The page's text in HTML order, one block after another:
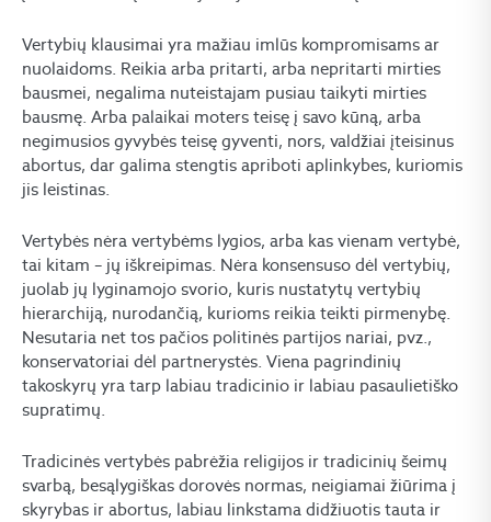
Vertybių klausimai yra mažiau imlūs kompromisams ar
nuolaidoms. Reikia arba pritarti, arba nepritarti mirties
bausmei, negalima nuteistajam pusiau taikyti mirties
bausmę. Arba palaikai moters teisę į savo kūną, arba
negimusios gyvybės teisę gyventi, nors, valdžiai įteisinus
abortus, dar galima stengtis apriboti aplinkybes, kuriomis
jis leistinas.
Vertybės nėra vertybėms lygios, arba kas vienam vertybė,
tai kitam – jų iškreipimas. Nėra konsensuso dėl vertybių,
juolab jų lyginamojo svorio, kuris nustatytų vertybių
hierarchiją, nurodančią, kurioms reikia teikti pirmenybę.
Nesutaria net tos pačios politinės partijos nariai, pvz.,
konservatoriai dėl partnerystės. Viena pagrindinių
takoskyrų yra tarp labiau tradicinio ir labiau pasaulietiško
supratimų.
Tradicinės vertybės pabrėžia religijos ir tradicinių šeimų
svarbą, besąlygiškas dorovės normas, neigiamai žiūrima į
skyrybas ir abortus, labiau linkstama didžiuotis tauta ir